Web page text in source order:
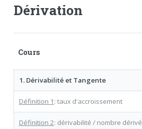
Dérivation
Cours
1. Dérivabilité et Tangente
Définition 1 : taux d'accroissement
Définition 2: dérivabilité / nombre dérivé